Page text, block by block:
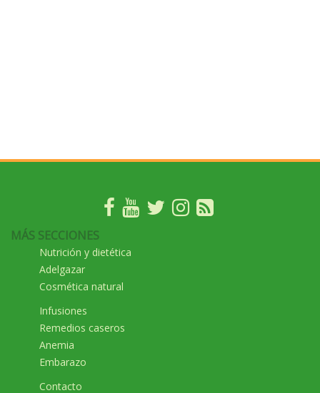
MÁS SECCIONES
Nutrición y dietética
Adelgazar
Cosmética natural
Infusiones
Remedios caseros
Anemia
Embarazo
Contacto